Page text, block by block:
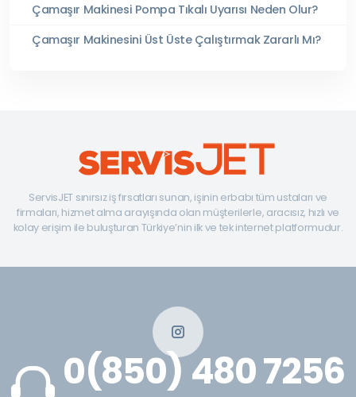
Çamaşır Makinesi Pompa Tıkalı Uyarısı Neden Olur?
Çamaşır Makinesini Üst Üste Çalıştırmak Zararlı Mı?
ServisJET sınırsız iş fırsatları sunan, işinin erbabı tüm ustaları ve
firmaları, hizmet alma arayışında olan müşterilerle, aracısız, hızlı ve
kolay erişim ile buluşturan Türkiye’nin ilk ve tek internet platformudur.
0(850) 480 7256